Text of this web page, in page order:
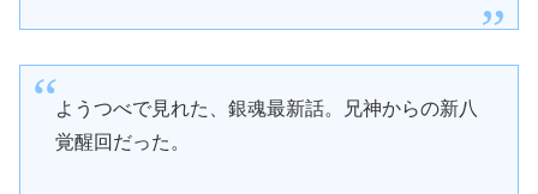
ようつべで見れた、銀魂最新話。兄神からの新八
覚醒回だった。